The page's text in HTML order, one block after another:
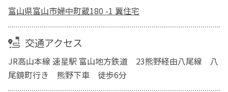
富山県富山市婦中町蔵180 -1 翼住宅
交通アクセス
JR高山本線 速星駅 富山地方鉄道 23熊野経由八尾線 八
尾鏡町行き 熊野下車 徒歩6分